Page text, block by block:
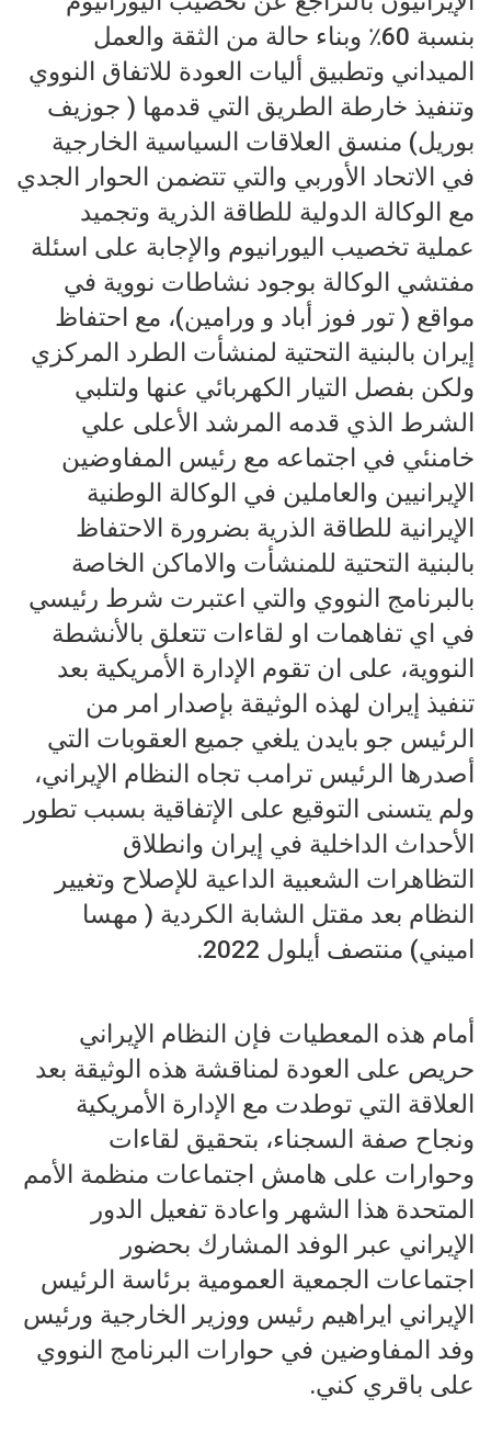
بنسبة 60٪ وبناء حالة من الثقة والعمل
الميداني وتطبيق أليات العودة للاتفاق النووي
وتنفيذ خارطة الطريق التي قدمها ( جوزيف
بوريل) منسق العلاقات السياسية الخارجية
في الاتحاد الأوربي والتي تتضمن الحوار الجدي
مع الوكالة الدولية للطاقة الذرية وتجميد
عملية تخصيب اليورانيوم والإجابة على اسئلة
مفتشي الوكالة بوجود نشاطات نووية في
مواقع ( تور فوز أباد و ورامين)، مع احتفاظ
إيران بالبنية التحتية لمنشأت الطرد المركزي
ولكن بفصل التيار الكهربائي عنها ولتلبي
الشرط الذي قدمه المرشد الأعلى علي
خامنئي في اجتماعه مع رئيس المفاوضين
الإيرانيين والعاملين في الوكالة الوطنية
الإيرانية للطاقة الذرية بضرورة الاحتفاظ
بالبنية التحتية للمنشأت والاماكن الخاصة
بالبرنامج النووي والتي اعتبرت شرط رئيسي
في اي تفاهمات او لقاءات تتعلق بالأنشطة
النووية، على ان تقوم الإدارة الأمريكية بعد
تنفيذ إيران لهذه الوثيقة بإصدار امر من
الرئيس جو بايدن يلغي جميع العقوبات التي
أصدرها الرئيس ترامب تجاه النظام الإيراني،
ولم يتسنى التوقيع على الإتفاقية بسبب تطور
الأحداث الداخلية في إيران وانطلاق
التظاهرات الشعبية الداعية للإصلاح وتغيير
النظام بعد مقتل الشابة الكردية ( مهسا
اميني) منتصف أيلول 2022.
أمام هذه المعطيات فإن النظام الإيراني
حريص على العودة لمناقشة هذه الوثيقة بعد
العلاقة التي توطدت مع الإدارة الأمريكية
ونجاح صفة السجناء، بتحقيق لقاءات
وحوارات على هامش اجتماعات منظمة الأمم
المتحدة هذا الشهر واعادة تفعيل الدور
الإيراني عبر الوفد المشارك بحضور
اجتماعات الجمعية العمومية برئاسة الرئيس
الإيراني ايراهيم رئيس ووزير الخارجية ورئيس
وفد المفاوضين في حوارات البرنامج النووي
على باقري كني.